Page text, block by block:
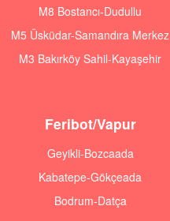
M8 Bostancı-Dudullu
M5 Üsküdar-Samandıra Merkez
M3 Bakırköy Sahil-Kayaşehir
Feribot/Vapur
Geyikli-Bozcaada
Kabatepe-Gökçeada
Bodrum-Datça